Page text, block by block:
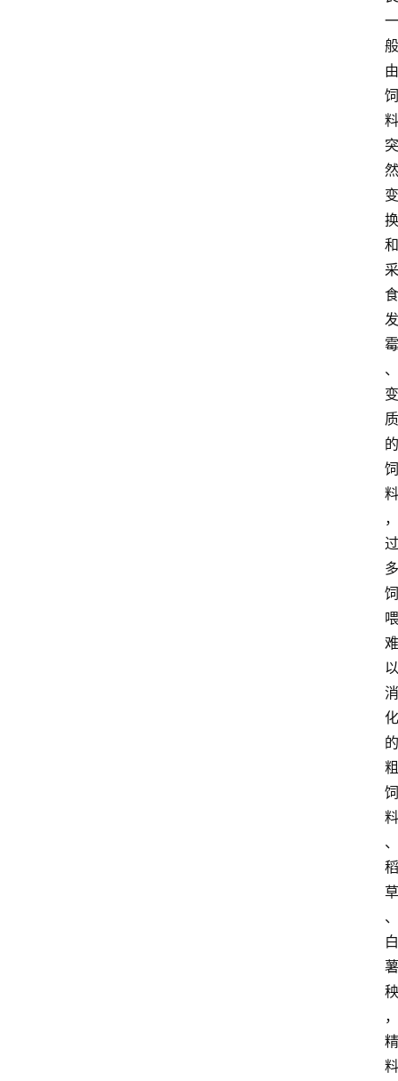
一
般
由
饲
料
突
然
变
换
和
采
食
发
霉
、
变
质
的
饲
料
，
过
多
饲
喂
难
以
消
化
的
粗
饲
料
、
稻
草
、
白
薯
秧
，
精
料